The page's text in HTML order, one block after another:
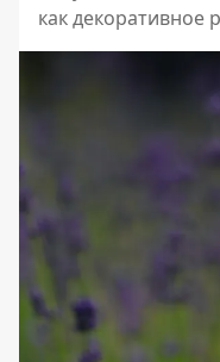
как декоративное